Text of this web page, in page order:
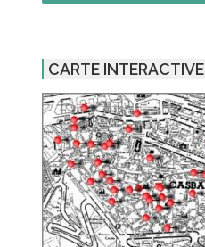
CARTE INTERACTIVE